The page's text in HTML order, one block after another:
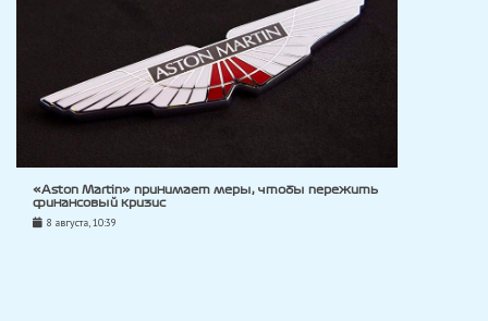
«Aston Martin» принимает меры, чтобы пережить
финансовый кризис
8 августа, 10:39